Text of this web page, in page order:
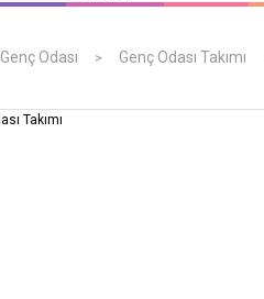
Genç Odası Genç Odası Takımı